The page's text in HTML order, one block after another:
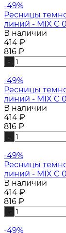
-49%
Ресницы
линий - MIX C
В наличии
414 ₽
816 ₽
-
-49%
Ресницы
линий - MIX C
В наличии
414 ₽
816 ₽
-
-49%
Ресницы
линий - MIX C
В наличии
414 ₽
816 ₽
-
-49%